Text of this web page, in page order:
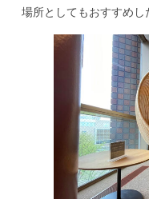
場所としてもおすすめし